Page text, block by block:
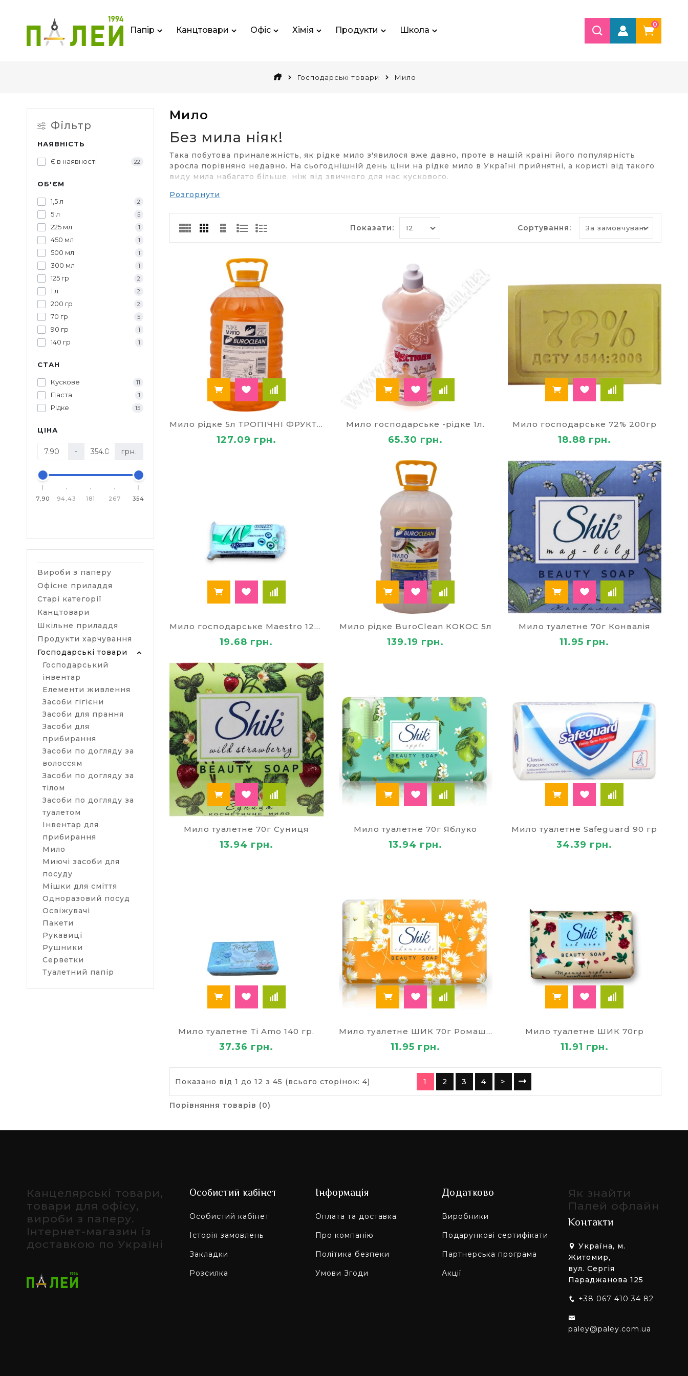
Папір Канцтовари Офіс Хімія Продукти Школа
0
Господарські товари Мило
Фільтр
НАЯВНІСТЬ
Є в наявності 22
ОБ'ЄМ
1,5 л 2
5 л 5
225 мл 1
450 мл 1
500 мл 1
300 мл 1
125 гр 2
1 л 2
200 гр 2
70 гр 5
90 гр 1
140 гр 1
СТАН
Кускове 11
Паста 1
Рідке 15
ЦІНА
- грн.
7,90 94,43 181 267 354
Вироби з паперу
Офісне приладдя
Старі категорії
Канцтовари
Шкільне приладдя
Продукти харчування
Господарські товари
Господарський
інвентар
Елементи живлення
Засоби гігієни
Засоби для прання
Засоби для
прибирання
Засоби по догляду за
волоссям
Засоби по догляду за
тілом
Засоби по догляду за
туалетом
Інвентар для
прибирання
Мило
Миючі засоби для
посуду
Мішки для сміття
Одноразовий посуд
Освіжувачі
Пакети
Рукавиці
Рушники
Серветки
Туалетний папір
Мило
Без мила ніяк!
Така побутова приналежність, як рідке мило з'явилося вже давно, проте в нашій країні його популярність
зросла порівняно недавно. На сьогоднішній день ціни на рідке мило в Україні прийнятні, а користі від такого
виду мила набагато більше, ніж від звичного для нас кускового.
Чому варто вибрати саме рідке мило?
Гігієна і безпека. Що стосується громадських місць, рідке мило тут просто незамінне, оскільки здатне
максимально забезпечити індивідуальну гігієну кожного. Тепер не потрібно користуватися загальним шматком
мила, необхідну кількість речовини кожен видавлює для себе окремо. Делікатне очищення та догляд. На даний
час більшість видів рідкого мила містять в своєму складі натуральні екстракти, пом'якшувальні засоби.
косметичний засіб, який можна використовувати для вмивання навіть для тих, у кого суха шкіра.
Зручність використання. Таке мило не вислизає з рук, не чіпляє на себе сміття і волоски, легко змінюється, його
можна заливати в спеціальні контейнери для рідкого мила і гелю. Саме тому таку форму засоби для миття рук
вибирають для офісу, та інших підприємств.
Економічність. Завдяки спеціальному дозатору рідке мило для рук подається порційно і одного натискання
цілком достатньо для одноразового миття. Якщо ви постійно купуєте рідке мило у ванну кімнату, то є
можливість брати відразу об'ємні тари і додавати мило в дозатор при необхідності. Великі об’єми, як правило,
завжди виходять набагато економічнішими за ціною.
Це далеко не всі переваги, яке дарує мило рідкого формату, відчути плюси від використання може кожен на
власному досвіді.
Де купити рідке мило в Києві?
Якщо вам необхідно рідке мило, купити в Києві його можна вінтернет-магазині канцтоварів Палей . Тут ви
зможете придбати найнеобхідніші канцелярські і побутові товари оптом за вигідною ціною. Інтернет-магазин
канцтоварів “Палей” пропонує найдоступніші ціни та комфортні умови співпраці для всіх покупців. Доставка
Розгорнути
Показати: Сортування:
Мило рідке 5л ТРОПІЧНІ ФРУКТИ 10600001
127.09 грн.
Мило господарське -рідке 1л.
65.30 грн.
Мило господарське 72% 200гр
18.88 грн.
Мило господарське Maestro 125 гр
19.68 грн.
Мило рідке BuroClean КОКОС 5л
139.19 грн.
Мило туалетне 70г Конвалія
11.95 грн.
Мило туалетне 70г Суниця
13.94 грн.
Мило туалетне 70г Яблуко
13.94 грн.
Мило туалетне Safeguard 90 гр
34.39 грн.
Мило туалетне Ti Amo 140 гр.
37.36 грн.
Мило туалетне ШИК 70г Ромашка
11.95 грн.
Мило туалетне ШИК 70гр
11.91 грн.
Показано від 1 до 12 з 45 (всього сторінок: 4) 1 2 3 4 >
Порівняння товарів (0)
Канцелярські товари,
товари для офісу,
вироби з паперу.
Інтернет-магазин із
доставкою по Україні
Особистий кабінет
Особистий кабінет
Історія замовлень
Закладки
Розсилка
Інформація
Оплата та доставка
Про компанію
Політика безпеки
Умови Згоди
Додатково
Виробники
Подарункові сертифікати
Партнерська програма
Акції
Як знайти
Палей офлайн
Контакти
Україна, м.
Житомир,
вул. Сергія
Параджанова 125
+38 067 410 34 82
paley@paley.com.ua